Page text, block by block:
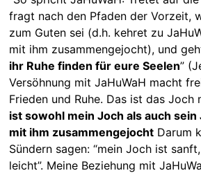
fragt nach den Pfaden der Vorzeit,
zum Guten sei (d.h. kehret zu
mit ihm zusammengejocht), und
ihr Ruhe finden für eure Seelen”
Versöhnung mit JaHuWaH macht
Frieden und Ruhe. Das ist das Joch
ist sowohl mein Joch als auch sein
mit ihm zusammengejochtDarum
Sündern sagen: “mein Joch ist
leicht”. Meine Beziehung mit